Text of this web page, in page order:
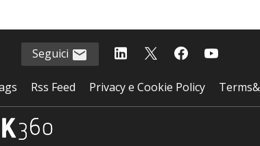
Seguici
Rss Feed Privacy e Cookie Policy